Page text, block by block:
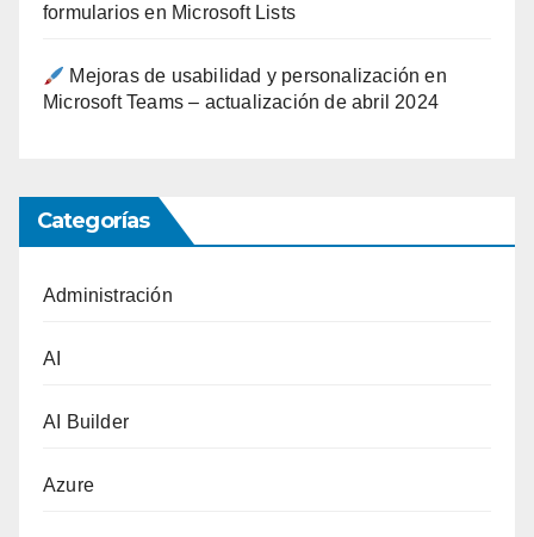
formularios en Microsoft Lists
Mejoras de usabilidad y personalización en
Microsoft Teams – actualización de abril 2024
Categorías
Administración
AI
AI Builder
Azure